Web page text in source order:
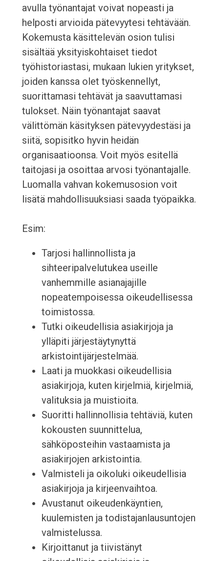
avulla työnantajat voivat nopeasti ja
helposti arvioida pätevyytesi tehtävään.
Kokemusta käsittelevän osion tulisi
sisältää yksityiskohtaiset tiedot
työhistoriastasi, mukaan lukien yritykset,
joiden kanssa olet työskennellyt,
suorittamasi tehtävät ja saavuttamasi
tulokset. Näin työnantajat saavat
välittömän käsityksen pätevyydestäsi ja
siitä, sopisitko hyvin heidän
organisaatioonsa. Voit myös esitellä
taitojasi ja osoittaa arvosi työnantajalle.
Luomalla vahvan kokemusosion voit
lisätä mahdollisuuksiasi saada työpaikka.
Esim:
Tarjosi hallinnollista ja
sihteeripalvelutukea useille
vanhemmille asianajajille
nopeatempoisessa oikeudellisessa
toimistossa.
Tutki oikeudellisia asiakirjoja ja
ylläpiti järjestäytynyttä
arkistointijärjestelmää.
Laati ja muokkasi oikeudellisia
asiakirjoja, kuten kirjelmiä, kirjelmiä,
valituksia ja muistioita.
Suoritti hallinnollisia tehtäviä, kuten
kokousten suunnittelua,
sähköposteihin vastaamista ja
asiakirjojen arkistointia.
Valmisteli ja oikoluki oikeudellisia
asiakirjoja ja kirjeenvaihtoa.
Avustanut oikeudenkäyntien,
kuulemisten ja todistajanlausuntojen
valmistelussa.
Kirjoittanut ja tiivistänyt